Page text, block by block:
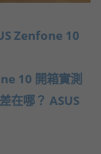
Zenfone 10
10 開箱實測
在哪？ ASUS